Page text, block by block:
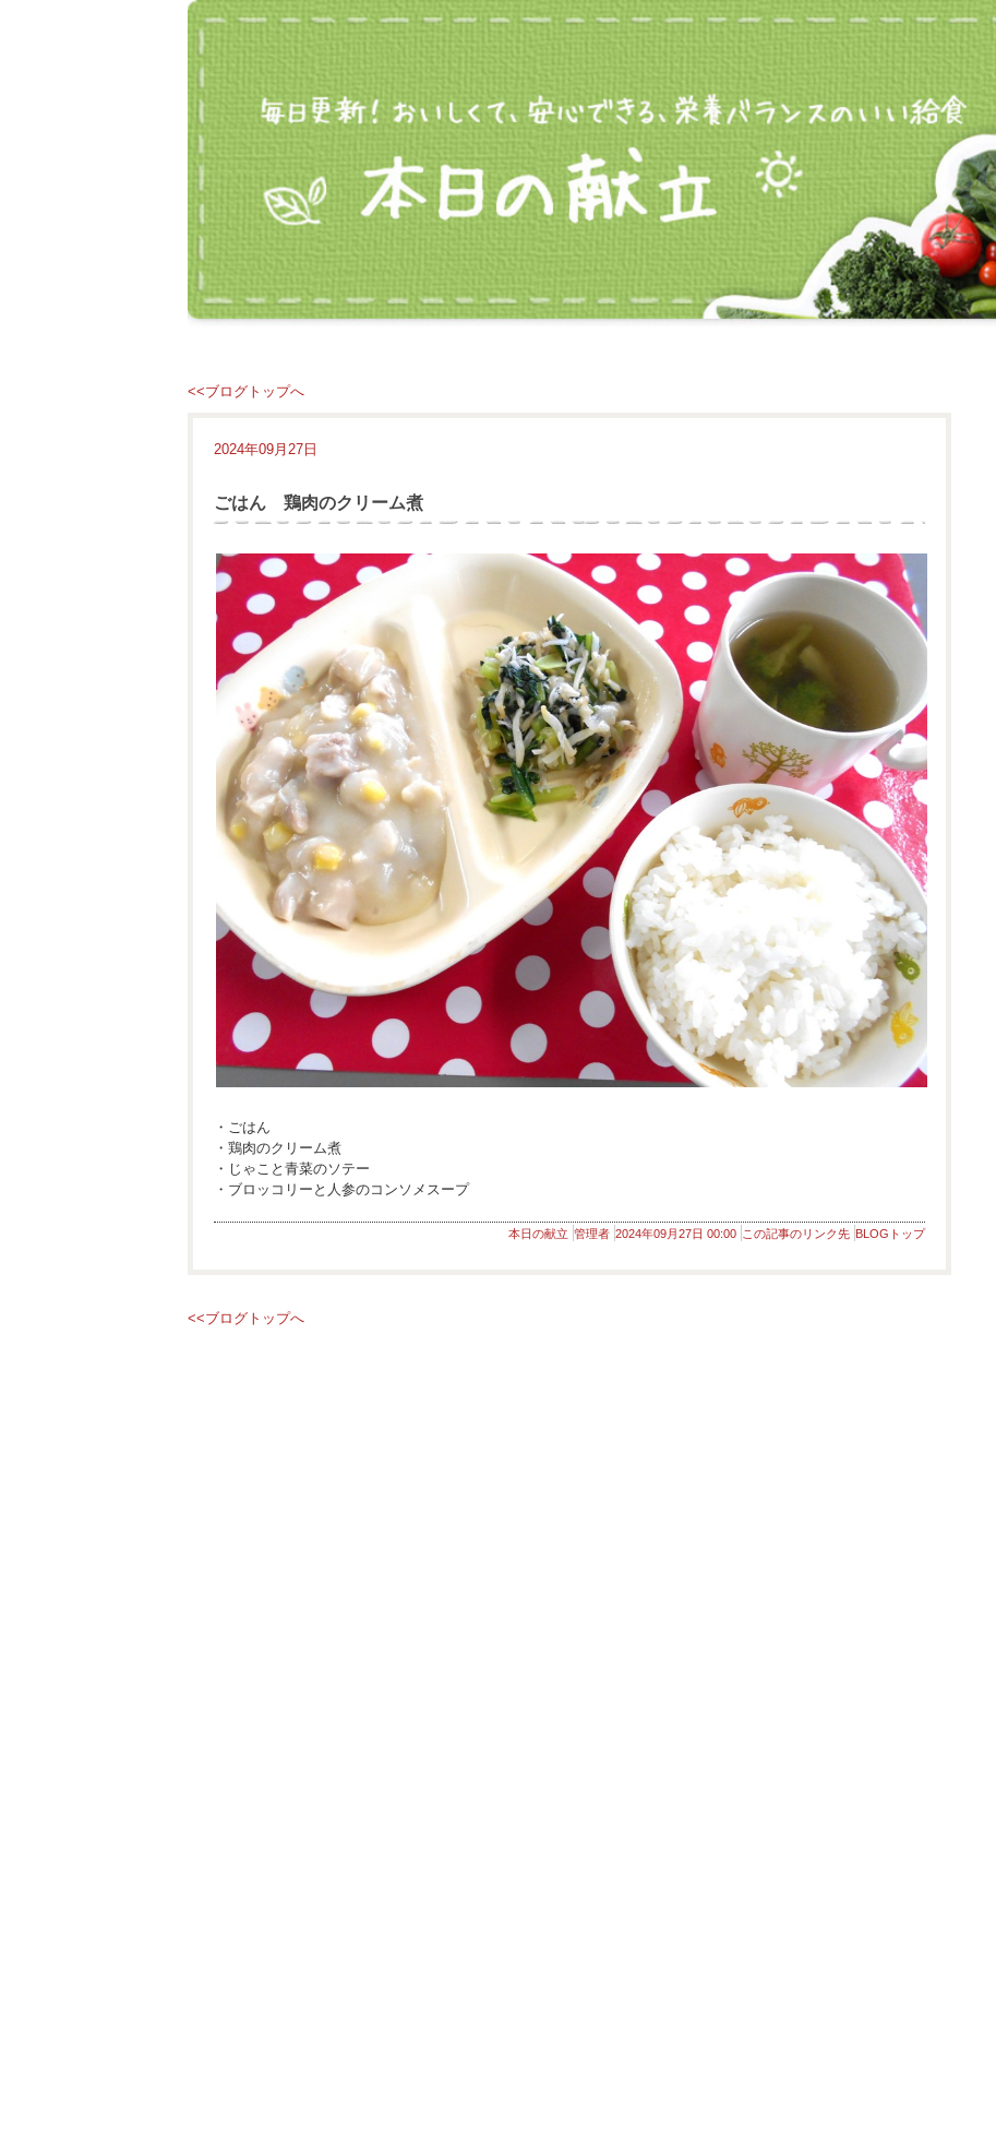
<<ブログトップへ
2024年09月27日
ごはん 鶏肉のクリーム煮
・ごはん
・鶏肉のクリーム煮
・じゃこと青菜のソテー
・ブロッコリーと人参のコンソメスープ
本日の献立 管理者 2024年09月27日 00:00 この記事のリンク先 BLOGトップ
<<ブログトップへ